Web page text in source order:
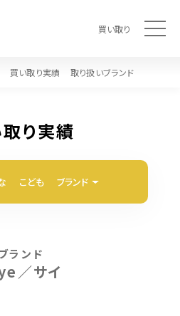
買い取り
買い取り実績 取り扱いブランド
り実績
こども ブランド
ランド
／サイ
t
o